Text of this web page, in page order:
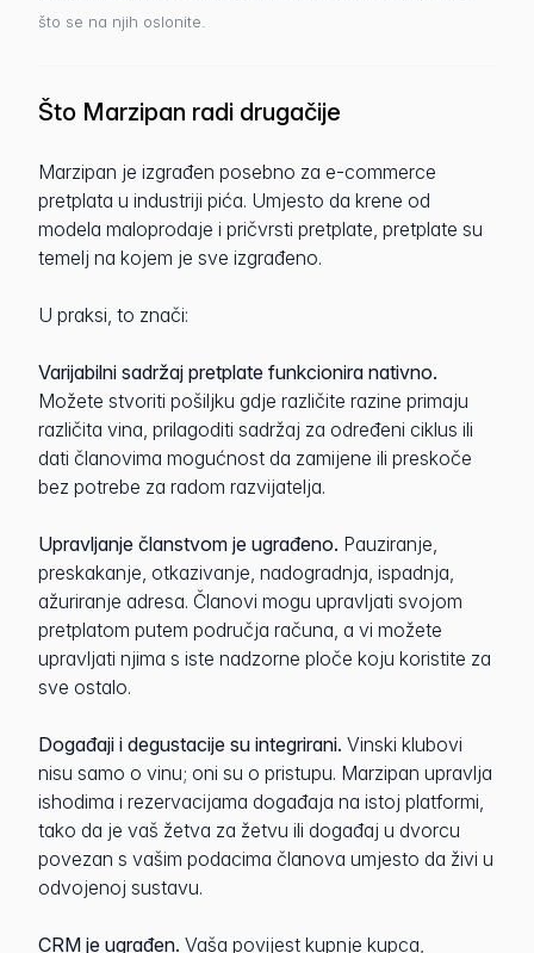
što se na njih oslonite.
Što Marzipan radi drugačije
Marzipan je izgrađen posebno za e-commerce
pretplata u industriji pića. Umjesto da krene od
modela maloprodaje i pričvrsti pretplate, pretplate su
temelj na kojem je sve izgrađeno.
U praksi, to znači:
Varijabilni sadržaj pretplate funkcionira nativno.
Možete stvoriti pošiljku gdje različite razine primaju
različita vina, prilagoditi sadržaj za određeni ciklus ili
dati članovima mogućnost da zamijene ili preskoče
bez potrebe za radom razvijatelja.
Upravljanje članstvom je ugrađeno. Pauziranje,
preskakanje, otkazivanje, nadogradnja, ispadnja,
ažuriranje adresa. Članovi mogu upravljati svojom
pretplatom putem područja računa, a vi možete
upravljati njima s iste nadzorne ploče koju koristite za
sve ostalo.
Događaji i degustacije su integrirani. Vinski klubovi
nisu samo o vinu; oni su o pristupu. Marzipan upravlja
ishodima i rezervacijama događaja na istoj platformi,
tako da je vaš žetva za žetvu ili događaj u dvorcu
povezan s vašim podacima članova umjesto da živi u
odvojenoj sustavu.
CRM je ugrađen. Vaša povijest kupnje kupca,